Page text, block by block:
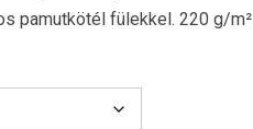
pamutkötél fülekkel. 220 g/m²